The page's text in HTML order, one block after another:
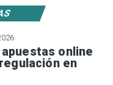
online
en